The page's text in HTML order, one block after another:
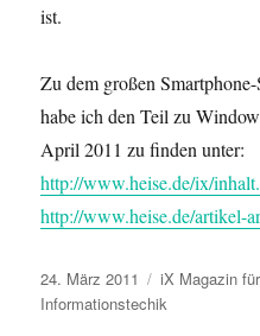
ist.
Zu dem großen
habe ich den Teil zu
April 2011 zu finden unter:
http://www.heise.de/ix/
http://www.heise.de/artikel-
Veröffentlicht
am
24. März 2011 Kategorien
iX Magazin
Informationstechik